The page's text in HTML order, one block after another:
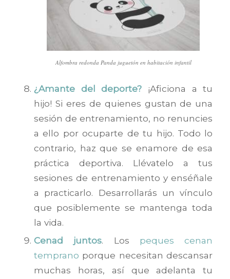
Alfombra redonda Panda juguetón en habitación infantil
¿Amante del deporte? ¡Aficiona a tu
hijo! Si eres de quienes gustan de una
sesión de entrenamiento, no renuncies
a ello por ocuparte de tu hijo. Todo lo
contrario, haz que se enamore de esa
práctica deportiva. Llévatelo a tus
sesiones de entrenamiento y enséñale
a practicarlo. Desarrollarás un vínculo
que posiblemente se mantenga toda
la vida.
Cenad juntos. Los peques cenan
temprano porque necesitan descansar
muchas horas, así que adelanta tu